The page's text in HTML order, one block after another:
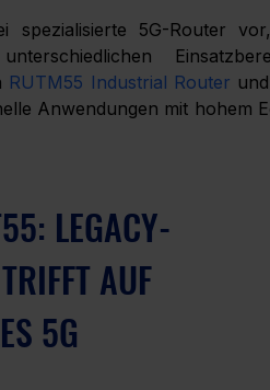
spezialisierte 5G-Router
RUTM55 Industrial Router
Anwendungen mit hohem
LEGACY-
AUF
5G